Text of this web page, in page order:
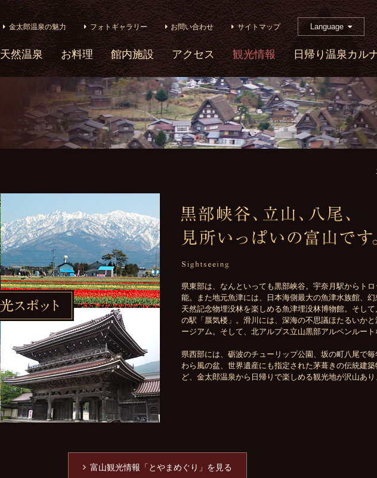
金太郎温泉の魅力 フォトギャラリー お問い合わせ サイトマップ Language
天然温泉 お料理 館内施設 アクセス 観光情報 日帰り温泉カル
県東部は、なんといっても黒部峡谷。宇奈月駅からト
能。また地元魚津には、日本海側最大の魚津水族館、
天然記念物埋没林を楽しめる魚津埋没林博物館。そし
の駅「蜃気楼」。滑川には、深海の不思議ほたるいかと
ージアム。そして、北アルプス立山黒部アルペンルート
県西部には、砺波のチューリップ公園、坂の町八尾で
わら風の盆、世界遺産にも指定された茅葺きの伝統建
ど、金太郎温泉から日帰りで楽しめる観光地が沢山あり
富山観光情報「とやまめぐり」を見る